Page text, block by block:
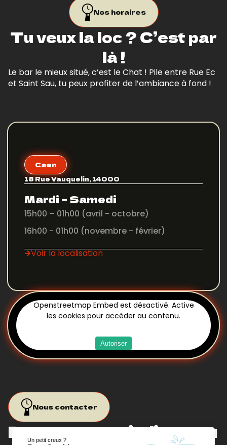
Nos horaires
Tu veux la loc ? C’est par
là !
Le bar le mieux situé, c’est le Chat ! Pile entre Rue Ec
et Saint Sau, tu peux profiter de l’ambiance à fond !
Caen
18 Rue Vauquelin, 14000
Mardi – Samedi
15h00 – 01h00 (avril - octobre)
16h00 - 01h00 (novembre - février)
Voir la localisation
Openstreetmap Embed est désactivé. Active
les cookies pour accéder au contenu.
Autoriser
Nous contacter
Passe nous voir direct ou
Un petit creux ?